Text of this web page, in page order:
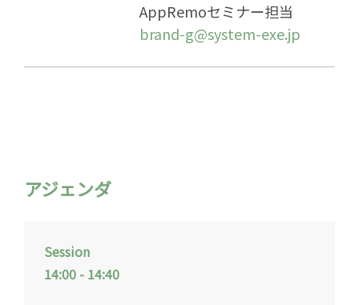
AppRemoセミナー担当
brand-g@system-exe.jp
アジェンダ
Session
14:00 - 14:40